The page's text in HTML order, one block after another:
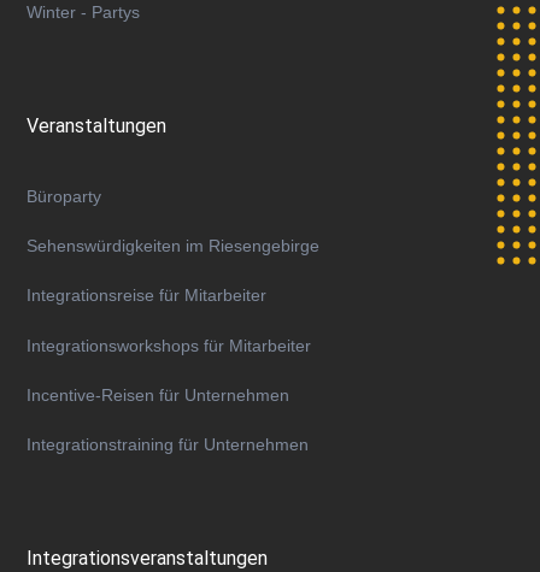
Winter - Partys
Veranstaltungen
Büroparty
Sehenswürdigkeiten im Riesengebirge
Integrationsreise für Mitarbeiter
Integrationsworkshops für Mitarbeiter
Incentive-Reisen für Unternehmen
Integrationstraining für Unternehmen
Integrationsveranstaltungen